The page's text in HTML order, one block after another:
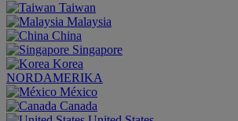
Taiwan
Malaysia
China
Singapore
Korea
NORDAMERIKA
México
Canada